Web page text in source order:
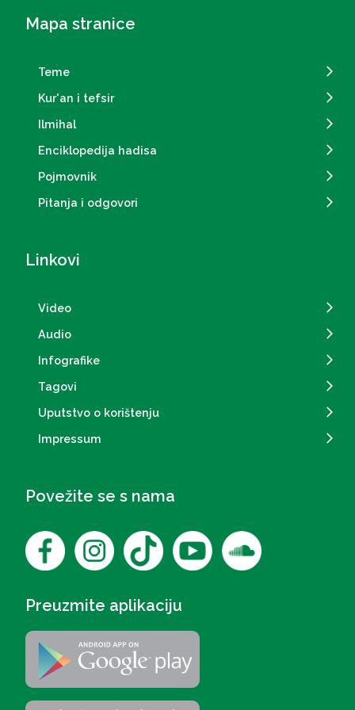
Mapa stranice
Teme
Kur'an i tefsir
Ilmihal
Enciklopedija hadisa
Pojmovnik
Pitanja i odgovori
Linkovi
Video
Audio
Infografike
Tagovi
Uputstvo o korištenju
Impressum
Povežite se s nama
Preuzmite aplikaciju